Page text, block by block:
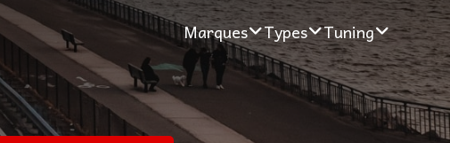
Marques Types Tuning